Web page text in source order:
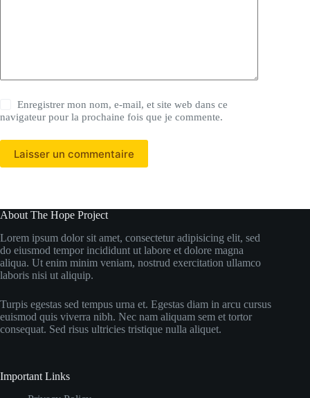
Enregistrer mon nom, e-mail, et site web dans ce
navigateur pour la prochaine fois que je commente.
Laisser un commentaire
About The Hope Project
Lorem ipsum dolor sit amet, consectetur adipisicing elit, sed
do eiusmod tempor incididunt ut labore et dolore magna
aliqua. Ut enim minim veniam, nostrud exercitation ullamco
laboris nisi ut aliquip.
Turpis egestas sed tempus urna et. Egestas diam in arcu cursus
euismod quis viverra nibh. Nec nam aliquam sem et tortor
consequat. Sed risus ultricies tristique nulla aliquet.
Important Links